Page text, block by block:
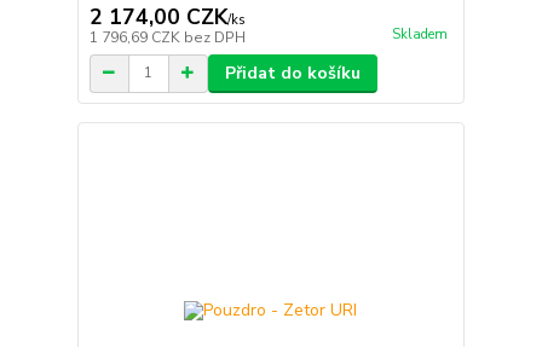
2 174,00 CZK/ks
1 796,69 CZK bez DPH Skladem
Přidat do košíku